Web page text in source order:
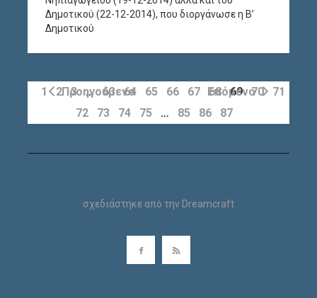
Δημοτικού (22-12-2014), που διοργάνωσε η Β’
Δημοτικού
Προηγούμενο
1 2 3 … 63 64 65 66 67 68 69 70
71
72
73 74 75 … 85 86 87
Επόμενο
σχεδιάστηκε από την Dreamcraft